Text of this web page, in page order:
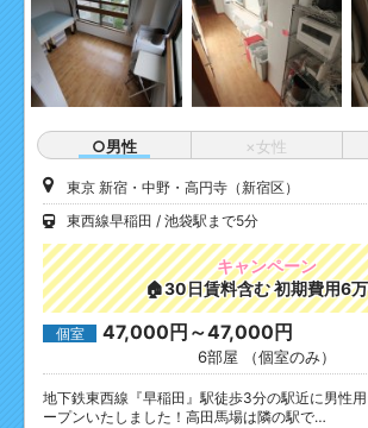
○男性 ×女性
東京 新宿・中野・高円寺（新宿区）
東西線早稲田
池袋駅まで5分
キャンペーン
🏠30日賃料含む 初期費用6
個室 47,000円～47,000円
6部屋 （個室のみ）
地下鉄東西線『早稲田』駅徒歩3分の駅近に男性
ープンいたしました！高田馬場は隣の駅で…